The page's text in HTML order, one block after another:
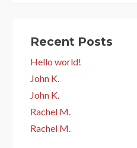
Recent Posts
Hello world!
John K.
John K.
Rachel M.
Rachel M.